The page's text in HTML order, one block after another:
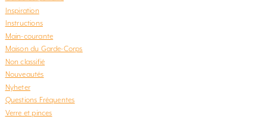
Inspiration
Instructions
Main-courante
Maison du Garde-Corps
Non classifié
Nouveautés
Nyheter
Questions Fréquentes
Verre et pinces